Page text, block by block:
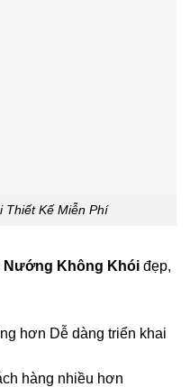
Thiết Kế Miễn Phí
Nướng Không Khói đẹp,
hơn Dễ dàng triển khai
hàng nhiều hơn